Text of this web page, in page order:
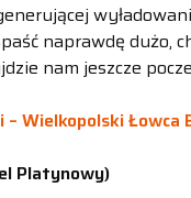
naprawdę dużo,
nam jeszcze
– Wielkopolski Łowca
Platynowy)